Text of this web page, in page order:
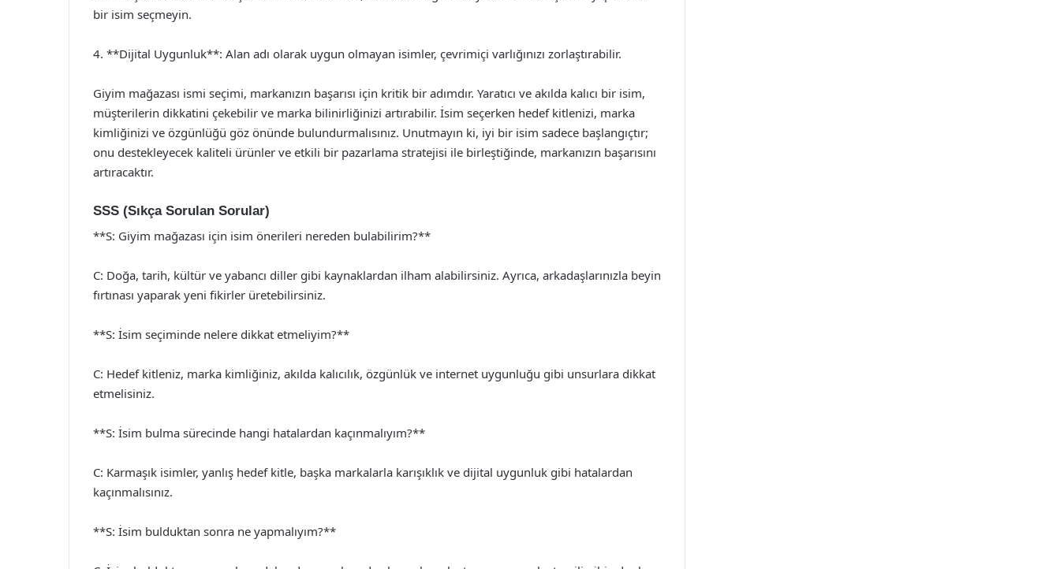
bir isim seçmeyin.
4. **Dijital Uygunluk**: Alan adı olarak uygun olmayan isimler, çevrimiçi varlığınızı zorlaştırabilir.
Giyim mağazası ismi seçimi, markanızın başarısı için kritik bir adımdır. Yaratıcı ve akılda kalıcı bir isim,
müşterilerin dikkatini çekebilir ve marka bilinirliğinizi artırabilir. İsim seçerken hedef kitlenizi, marka
kimliğinizi ve özgünlüğü göz önünde bulundurmalısınız. Unutmayın ki, iyi bir isim sadece başlangıçtır;
onu destekleyecek kaliteli ürünler ve etkili bir pazarlama stratejisi ile birleştiğinde, markanızın başarısını
artıracaktır.
SSS (Sıkça Sorulan Sorular)
**S: Giyim mağazası için isim önerileri nereden bulabilirim?**
C: Doğa, tarih, kültür ve yabancı diller gibi kaynaklardan ilham alabilirsiniz. Ayrıca, arkadaşlarınızla beyin
fırtınası yaparak yeni fikirler üretebilirsiniz.
**S: İsim seçiminde nelere dikkat etmeliyim?**
C: Hedef kitleniz, marka kimliğiniz, akılda kalıcılık, özgünlük ve internet uygunluğu gibi unsurlara dikkat
etmelisiniz.
**S: İsim bulma sürecinde hangi hatalardan kaçınmalıyım?**
C: Karmaşık isimler, yanlış hedef kitle, başka markalarla karışıklık ve dijital uygunluk gibi hatalardan
kaçınmalısınız.
**S: İsim bulduktan sonra ne yapmalıyım?**